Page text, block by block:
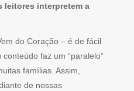
leitores interpretem a
do Coração – é de fácil
faz um “paralelo”
famílias. Assim,
de nossas